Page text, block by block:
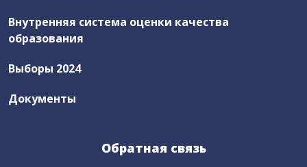
Антикоррупционная деятельность
Часто задаваемые вопросы
Заказ электронного пропуска
Бережливое управление
Внутренняя система оценки качества
образования
Выборы 2024
Документы
Обратная связь